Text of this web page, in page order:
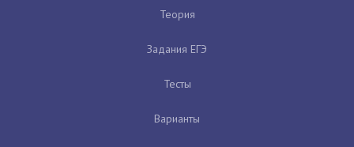
Теория
Задания ЕГЭ
Тесты
Варианты